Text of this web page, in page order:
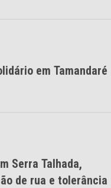
em Tamandaré
Serra Talhada,
de rua e tolerância